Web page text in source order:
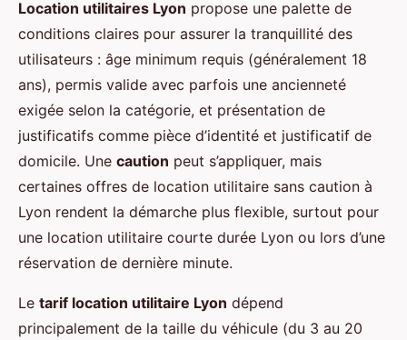
Location utilitaires Lyon propose une palette de
conditions claires pour assurer la tranquillité des
utilisateurs : âge minimum requis (généralement 18
ans), permis valide avec parfois une ancienneté
exigée selon la catégorie, et présentation de
justificatifs comme pièce d’identité et justificatif de
domicile. Une caution peut s’appliquer, mais
certaines offres de location utilitaire sans caution à
Lyon rendent la démarche plus flexible, surtout pour
une location utilitaire courte durée Lyon ou lors d’une
réservation de dernière minute.
Le tarif location utilitaire Lyon dépend
principalement de la taille du véhicule (du 3 au 20